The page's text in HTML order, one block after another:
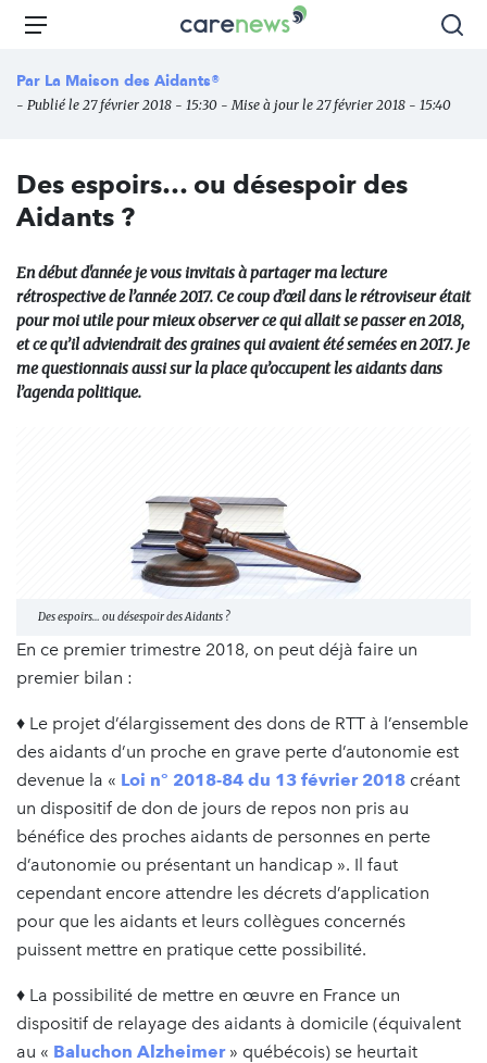
Aller
principal
Carenews,
média
des
l'engagement
Menu
Par La Maison des Aidants®
- Publié le 27 février 2018 - 15:30 - Mise à jour le 27 février 2018 - 15:40
Des espoirs… ou désespoir des
Aidants ?
En début d'année je vous invitais à partager ma lecture
rétrospective de l’année 2017. Ce coup d’œil dans le rétroviseur était
pour moi utile pour mieux observer ce qui allait se passer en 2018,
et ce qu’il adviendrait des graines qui avaient été semées en 2017. Je
me questionnais aussi sur la place qu’occupent les aidants dans
l’agenda politique.
Des espoirs… ou désespoir des Aidants ?
En ce premier trimestre 2018, on peut déjà faire un
premier bilan :
♦ Le projet d’élargissement des dons de RTT à l’ensemble
des aidants d’un proche en grave perte d’autonomie est
devenue la « Loi n° 2018-84 du 13 février 2018 créant
un dispositif de don de jours de repos non pris au
bénéfice des proches aidants de personnes en perte
d’autonomie ou présentant un handicap ». Il faut
cependant encore attendre les décrets d’application
pour que les aidants et leurs collègues concernés
puissent mettre en pratique cette possibilité.
♦ La possibilité de mettre en œuvre en France un
dispositif de relayage des aidants à domicile (équivalent
au « Baluchon Alzheimer» québécois) se heurtait